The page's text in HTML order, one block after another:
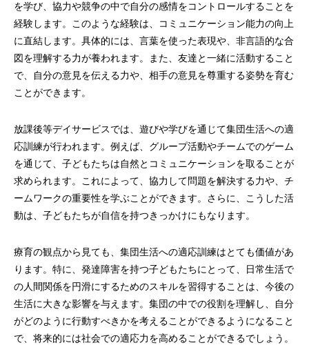
を学び、協力や競争の中で自分の感情をコントロールすることを
経験します。このような経験は、コミュニケーション能力の向上
に直結します。具体的には、言葉を使った表現や、非言語的な合
図を理解する力が養われます。また、友達と一緒に活動すること
で、自分の意見を伝える力や、相手の意見を尊重する姿勢を育む
ことができます。
放課後等デイサービスでは、遊びや学びを通じて集団生活への適
応訓練が行われます。例えば、グループ活動やチームでのゲーム
を通じて、子どもたちは自然とコミュニケーションを取ることが
求められます。これによって、協力して問題を解決する力や、チ
ームワークの重要性を学ぶことができます。さらに、こうした活
動は、子どもたちが自信を持つきっかけにもなります。
療育の観点から見ても、集団生活への適応訓練はとても価値があ
ります。特に、発達障害を持つ子どもたちにとって、日常生活で
の人間関係を円滑にするためのスキルを習得することは、今後の
生活に大きな影響を与えます。集団の中での役割を理解し、自分
がどのように行動すべきかを考えることができるようになること
で、将来的には社会での適応力を高めることができるでしょう。